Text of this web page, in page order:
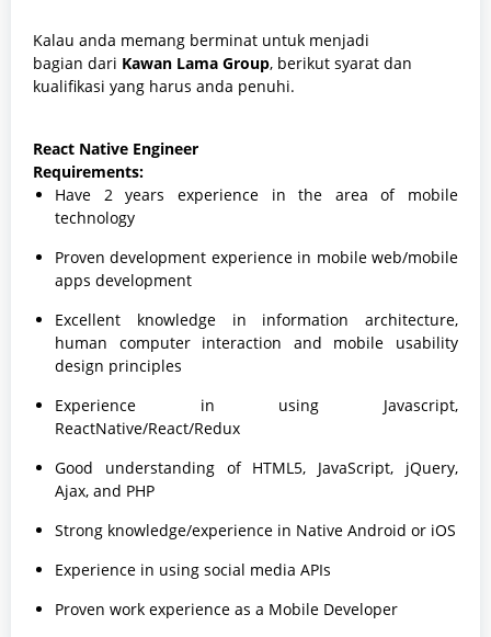
Kalau anda memang berminat untuk menjadi
bagian dari Kawan Lama Group, berikut syarat dan
kualifikasi yang harus anda penuhi.
React Native Engineer
Requirements:
Have 2 years experience in the area of mobile
technology
Proven development experience in mobile web/mobile
apps development
Excellent knowledge in information architecture,
human computer interaction and mobile usability
design principles
Experience in using Javascript,
ReactNative/React/Redux
Good understanding of HTML5, JavaScript, jQuery,
Ajax, and PHP
Strong knowledge/experience in Native Android or iOS
Experience in using social media APIs
Proven work experience as a Mobile Developer